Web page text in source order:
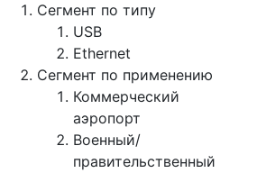
Сегмент по типу
USB
Ethernet
Сегмент по применению
Коммерческий
аэропорт
Военный/
правительственный